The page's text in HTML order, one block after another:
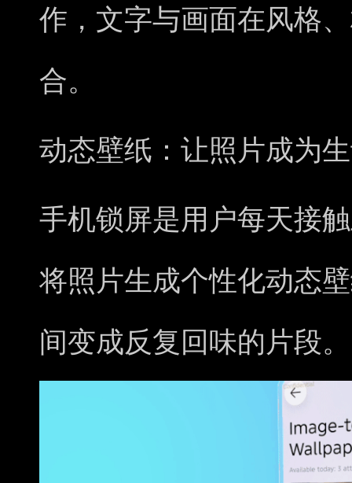
作，文字与画面在风格
合。
动态壁纸：让照片成为
手机锁屏是用户每天接
将照片生成个性化动态
间变成反复回味的片段。